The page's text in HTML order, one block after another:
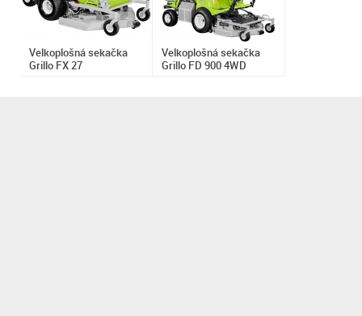
Velkoplošná sekačka
Grillo FX 27
Velkoplošná sekačka
Grillo FD 900 4WD